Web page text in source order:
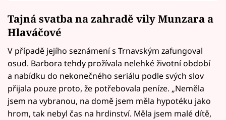
Tajná svatba na zahradě vily Munzara a
Hlaváčové
V případě jejího seznámení s Trnavským zafungoval
osud. Barbora tehdy prožívala nelehké životní období
a nabídku do nekonečného seriálu podle svých slov
přijala pouze proto, že potřebovala peníze. „Neměla
jsem na vybranou, na domě jsem měla hypotéku jako
hrom, tak nebyl čas na hrdinství. Měla jsem malé dítě,